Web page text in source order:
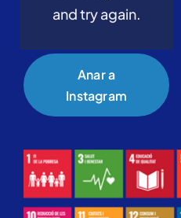
and try again.
Anar a
Instagram